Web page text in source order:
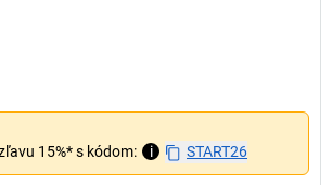
15%* s kódom:
i START26